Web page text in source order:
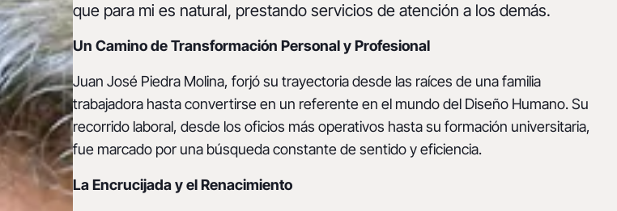
que para mi es natural, prestando servicios de atención a los demás.
Un Camino de Transformación Personal y Profesional
Juan José Piedra Molina, forjó su trayectoria desde las raíces de una familia
trabajadora hasta convertirse en un referente en el mundo del Diseño Humano. Su
recorrido laboral, desde los oficios más operativos hasta su formación universitaria,
fue marcado por una búsqueda constante de sentido y eficiencia.
La Encrucijada y el Renacimiento